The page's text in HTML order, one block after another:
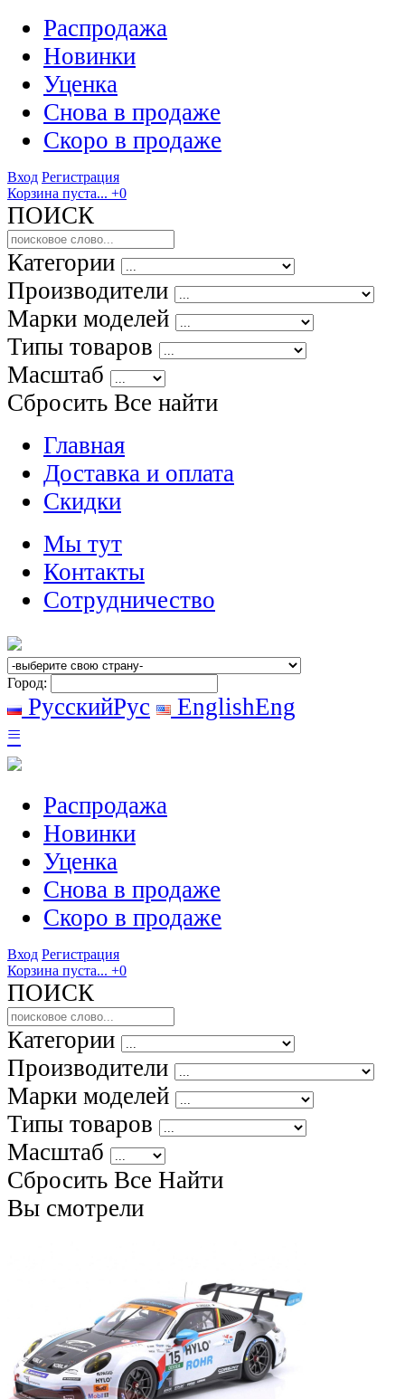
Распродажа
Новинки
Уценка
Снова в продаже
Скоро в продаже
Вход Регистрация
Корзина пуста... +0
ПОИСК
Категории
Производители
Марки моделей
Типы товаров
Масштаб
Сбросить Все найти
Главная
Доставка и оплата
Скидки
Мы тут
Контакты
Сотрудничество
Город:
РусскийРус EnglishEng
≡
Распродажа
Новинки
Уценка
Снова в продаже
Скоро в продаже
Вход Регистрация
Корзина пуста... +0
ПОИСК
Категории
Производители
Марки моделей
Типы товаров
Масштаб
Сбросить Все Найти
Вы смотрели